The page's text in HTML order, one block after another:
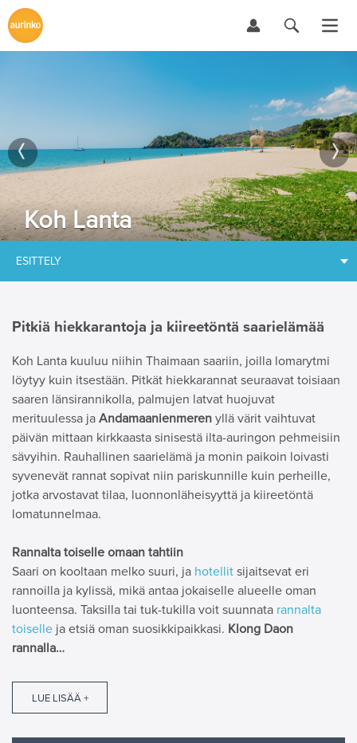
Koh Lanta
ESITTELY
Pitkiä hiekkarantoja ja kiireetöntä saarielämää
Koh Lanta kuuluu niihin Thaimaan saariin, joilla lomarytmi
löytyy kuin itsestään. Pitkät hiekkarannat seuraavat toisiaan
saaren länsirannikolla, palmujen latvat huojuvat
merituulessa ja Andamaanienmeren yllä värit vaihtuvat
päivän mittaan kirkkaasta sinisestä ilta-auringon pehmeisiin
sävyihin. Rauhallinen saarielämä ja monin paikoin loivasti
syvenevät rannat sopivat niin pariskunnille kuin perheille,
jotka arvostavat tilaa, luonnonläheisyyttä ja kiireetöntä
lomatunnelmaa.
Rannalta toiselle omaan tahtiin
Saari on kooltaan melko suuri, ja hotellit sijaitsevat eri
rannoilla ja kylissä, mikä antaa jokaiselle alueelle oman
luonteensa. Taksilla tai tuk-tukilla voit suunnata rannalta
toiselle ja etsiä oman suosikkipaikkasi. Klong Daon
rannalla…
LUE LISÄÄ +